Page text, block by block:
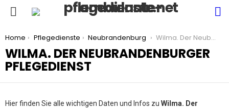
You are here:
Home Pflegedienste Neubrandenburg Wilma. Der Neubrandenburger Pflegedienst
WILMA. DER NEUBRANDENBURGER
PFLEGEDIENST
Hier finden Sie alle wichtigen Daten und Infos zu Wilma. Der